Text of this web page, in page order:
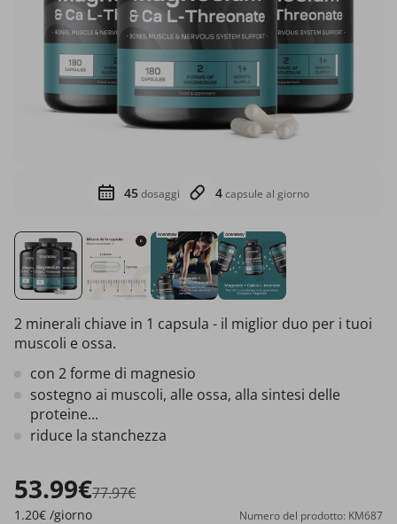
45dosaggi 4capsule al giorno
2 minerali chiave in 1 capsula - il miglior duo per i tuoi
muscoli e ossa.
con 2 forme di magnesio
sostegno ai muscoli, alle ossa, alla sintesi delle
proteine...
riduce la stanchezza
53.99€77.97€
1.20€ /giorno
Numero del prodotto: KM687